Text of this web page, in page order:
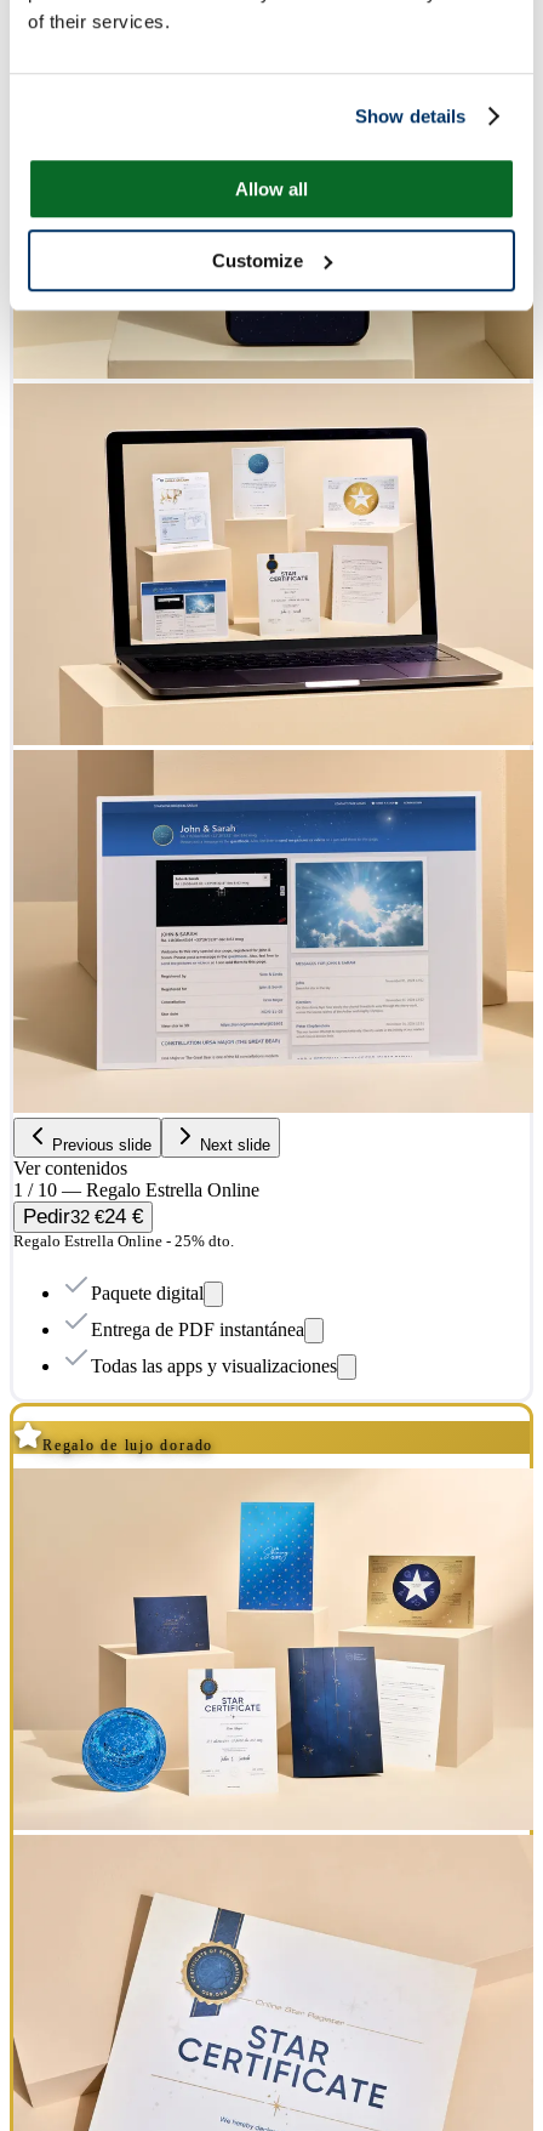
of their services.
Show details
Allow all
Customize
Previous slide Next slide
Ver contenidos
1 / 10 — Regalo Estrella Online
Pedir32 €24 €
Regalo Estrella Online - 25% dto.
Paquete digital
Entrega de PDF instantánea
Todas las apps y visualizaciones
Regalo de lujo dorado